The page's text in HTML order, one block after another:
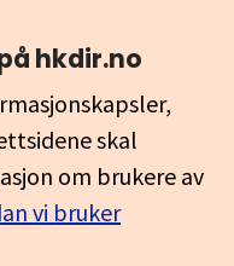
hkdir.no
skal
om brukere av
vi bruker